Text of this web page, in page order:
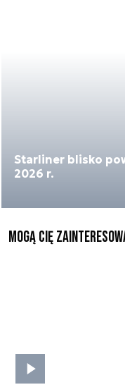
Starliner blisko
2026 r.
Mogą Cię